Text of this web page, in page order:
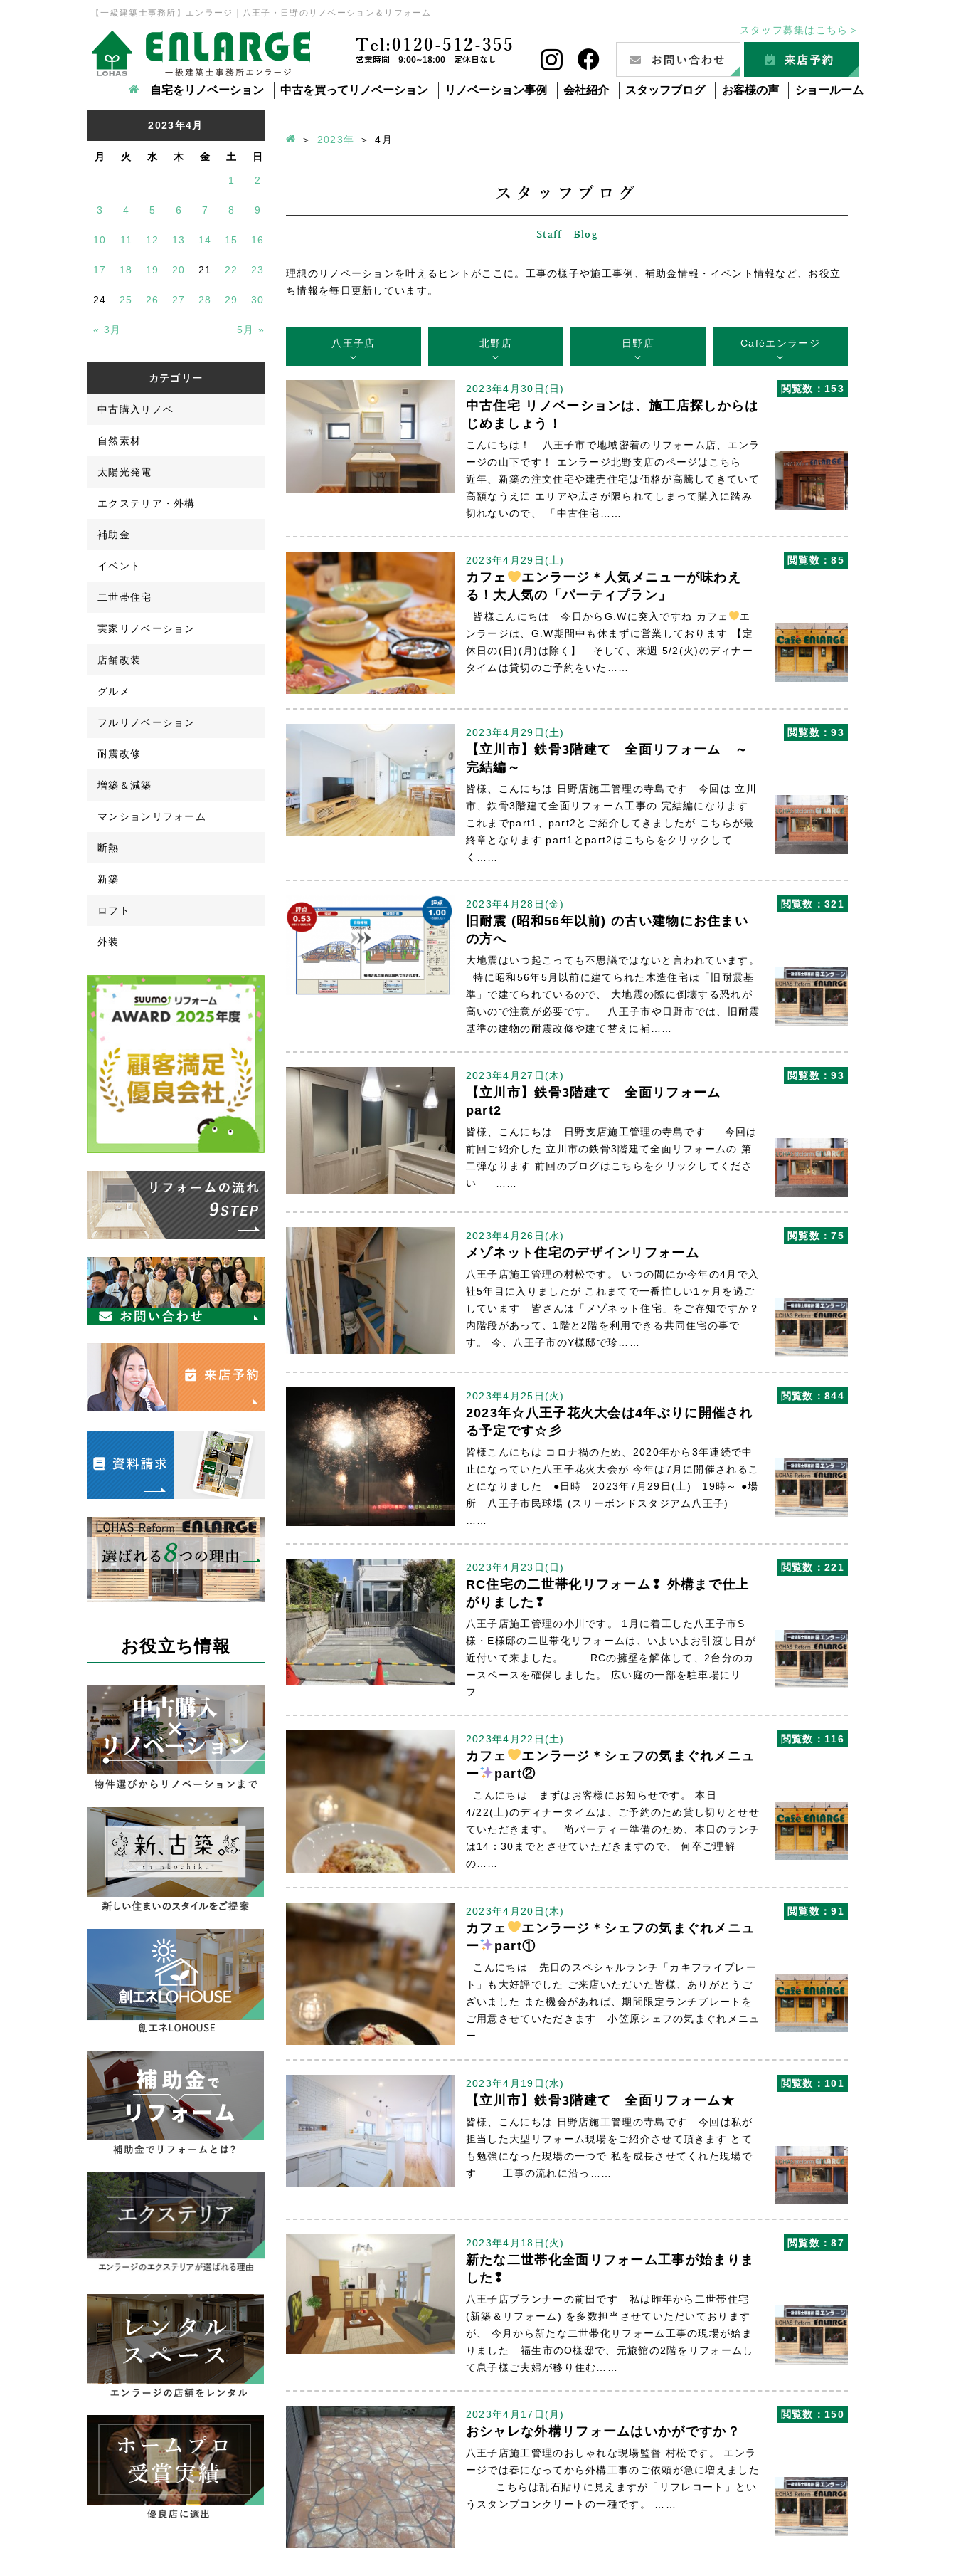
【一級建築士事務所】エンラージ｜八王子・日野のリノベーション＆リフォーム
スタッフ募集はこちら＞
Tel:0120-512-355
営業時間 9:00~18:00 定休日なし
自宅をリノベーション 中古を買ってリノベーション リノベーション事例 会社紹介 スタッフブログ お客様の声 ショールーム
2023年4月
月 火 水 木 金 土 日
« 3月 5月 »
1 2
3 4 5 6 7 8 9
10 11 12 13 14 15 16
17 18 19 20 21 22 23
24 25 26 27 28 29 30
カテゴリー
中古購入リノベ
自然素材
太陽光発電
エクステリア・外構
補助金
イベント
二世帯住宅
実家リノベーション
店舗改装
グルメ
フルリノベーション
耐震改修
増築＆減築
マンションリフォーム
断熱
新築
ロフト
外装
お役立ち情報
2023年 4 月
スタッフブログ
Staff Blog
理想のリノベーションを叶えるヒントがここに。工事の様子や施工事例、補助金情報・イベント情報など、お役立
ち情報を毎日更新しています。
八王子店 北野店 日野店 Caféエンラージ
閲覧数：153
2023年4月30日(日)
中古住宅 リノベーションは、施工店探しからは
じめましょう！
こんにちは！ 八王子市で地域密着のリフォーム店、エンラ
ージの山下です！ エンラージ北野支店のページはこちら
近年、新築の注文住宅や建売住宅は価格が高騰してきていて
高額なうえに エリアや広さが限られてしまって購入に踏み
切れないので、 「中古住宅……
閲覧数：85
2023年4月29日(土)
カフェ
エンラージ＊人気メニューが味わえ
る！大人気の「パーティプラン」
皆様こんにちは 今日からG.Wに突入ですね カフェ
エ
ンラージは、G.W期間中も休まずに営業しております 【定
休日の(日)(月)は除く】 そして、来週 5/2(火)のディナー
タイムは貸切のご予約をいた……
閲覧数：93
2023年4月29日(土)
【立川市】鉄骨3階建て 全面リフォーム ～
完結編～
皆様、こんにちは 日野店施工管理の寺島です 今回は 立川
市、鉄骨3階建て全面リフォーム工事の 完結編になります
これまでpart1、part2とご紹介してきましたが こちらが最
終章となります part1とpart2はこちらをクリックして
く……
閲覧数：321
2023年4月28日(金)
旧耐震 (昭和56年以前) の古い建物にお住まい
の方へ
大地震はいつ起こっても不思議ではないと言われています。
特に昭和56年5月以前に建てられた木造住宅は「旧耐震基
準」で建てられているので、 大地震の際に倒壊する恐れが
高いので注意が必要です。 八王子市や日野市では、旧耐震
基準の建物の耐震改修や建て替えに補……
閲覧数：93
2023年4月27日(木)
【立川市】鉄骨3階建て 全面リフォーム
part2
皆様、こんにちは 日野支店施工管理の寺島です 今回は
前回ご紹介した 立川市の鉄骨3階建て全面リフォームの 第
二弾なります 前回のブログはこちらをクリックしてくださ
い ……
閲覧数：75
2023年4月26日(水)
メゾネット住宅のデザインリフォーム
八王子店施工管理の村松です。 いつの間にか今年の4月で入
社5年目に入りましたが これまてで一番忙しい1ヶ月を過ご
しています 皆さんは「メゾネット住宅」をご存知ですか？
内階段があって、1階と2階を利用できる共同住宅の事で
す。 今、八王子市のY様邸で珍……
閲覧数：844
2023年4月25日(火)
2023年☆八王子花火大会は4年ぶりに開催され
る予定です☆彡
皆様こんにちは コロナ禍のため、2020年から3年連続で中
止になっていた八王子花火大会が 今年は7月に開催されるこ
とになりました ●日時 2023年7月29日(土) 19時～ ●場
所 八王子市民球場 (スリーボンドスタジアム八王子)
閲覧数：221
2023年4月23日(日)
RC住宅の二世帯化リフォーム❢ 外構まで仕上
がりました❢
八王子店施工管理の小川です。 1月に着工した八王子市S
様・E様邸の二世帯化リフォームは、いよいよお引渡し日が
近付いて来ました。 RCの擁壁を解体して、2台分のカ
ースペースを確保しました。 広い庭の一部を駐車場にリ
フ……
閲覧数：116
2023年4月22日(土)
カフェ
エンラージ＊シェフの気まぐれメニュ
ー
part②
こんにちは まずはお客様にお知らせです。 本日
4/22(土)のディナータイムは、ご予約のため貸し切りとせせ
ていただきます。 尚パーティー準備のため、本日のランチ
は14：30までとさせていただきますので、 何卒ご理解
の……
閲覧数：91
2023年4月20日(木)
カフェ
エンラージ＊シェフの気まぐれメニュ
ー
part①
こんにちは 先日のスペシャルランチ「カキフライプレー
ト」も大好評でした ご来店いただいた皆様、ありがとうご
ざいました また機会があれば、期間限定ランチプレートを
ご用意させていただきます 小笠原シェフの気まぐれメニュ
ー……
閲覧数：101
2023年4月19日(水)
【立川市】鉄骨3階建て 全面リフォーム★
皆様、こんにちは 日野店施工管理の寺島です 今回は私が
担当した大型リフォーム現場をご紹介させて頂きます とて
も勉強になった現場の一つで 私を成長させてくれた現場で
す 工事の流れに沿っ……
閲覧数：87
2023年4月18日(火)
新たな二世帯化全面リフォーム工事が始まりま
した❢
八王子店プランナーの前田です 私は昨年から二世帯住宅
(新築＆リフォーム) を多数担当させていただいております
が、 今月から新たな二世帯化リフォーム工事の現場が始ま
りました 福生市のO様邸で、元旅館の2階をリフォームし
て息子様ご夫婦が移り住む……
閲覧数：150
2023年4月17日(月)
おシャレな外構リフォームはいかがですか？
八王子店施工管理のおしゃれな現場監督 村松です。 エンラ
ージでは春になってから外構工事のご依頼が急に増えました
こちらは乱石貼りに見えますが「リフレコート」とい
うスタンプコンクリートの一種です。 ……